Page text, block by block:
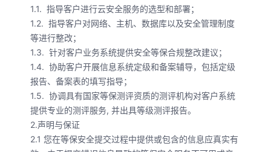
1.1. 指导客户进行云安全服务的选型和部署；
1.2. 指导客户对网络、主机、数据库以及安全管理制度
等进行整改；
1.3. 针对客户业务系统提供安全等保合规整改建议；
1.4. 协助客户开展信息系统定级和备案辅导，包括定级
报告、备案表的填写指导；
1.5. 协调具有国家等保测评资质的测评机构对客户系统
提供专业的测评服务, 并出具等级测评报告。
2.声明与保证
2.1 您在等保安全提交过程中提供或包含的信息应真实有